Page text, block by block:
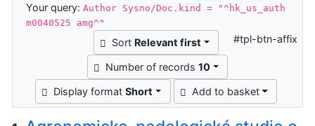
Your query:Author Sysno/Doc.kind = "^hk_us_auth
m0040525 amg^"
Sort Relevant first
Number of records 10
Display formatShort Add to basket
#tpl-btn-affix